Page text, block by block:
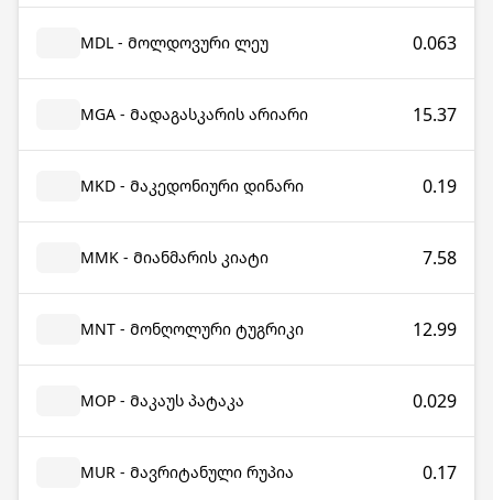
MDL - Მოლდოვური ლეუ 0.063
MGA - Მადაგასკარის არიარი 15.37
MKD - Მაკედონიური დინარი 0.19
MMK - Მიანმარის კიატი 7.58
MNT - Მონღოლური ტუგრიკი 12.99
MOP - Მაკაუს პატაკა 0.029
MUR - Მავრიტანული რუპია 0.17